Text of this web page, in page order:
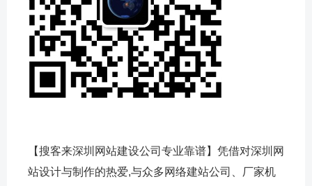
【搜客来深圳网站建设公司专业靠谱】凭借对深圳网
站设计与制作的热爱,与众多网络建站公司、厂家机